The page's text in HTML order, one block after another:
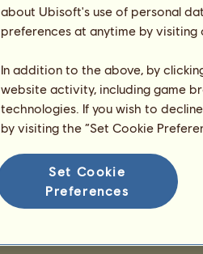
about Ubisoft's use of personal
preferences at anytime by
In addition to the above, by
website activity, including game
technologies. If you wish to
by visiting the “Set Cookie
Set Cookie
Preferences